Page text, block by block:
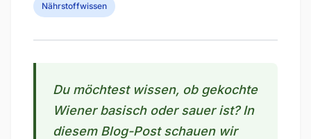
Nährstoffwissen
Du möchtest wissen, ob gekochte
Wiener basisch oder sauer ist? In
diesem Blog-Post schauen wir